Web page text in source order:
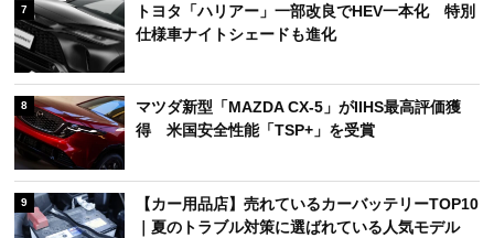
7
トヨタ「ハリアー」一部改良でHEV一本化 特別
仕様車ナイトシェードも進化
8
マツダ新型「MAZDA CX-5」がIIHS最高評価獲
得 米国安全性能「TSP+」を受賞
9
【カー用品店】売れているカーバッテリーTOP10
｜夏のトラブル対策に選ばれている人気モデル